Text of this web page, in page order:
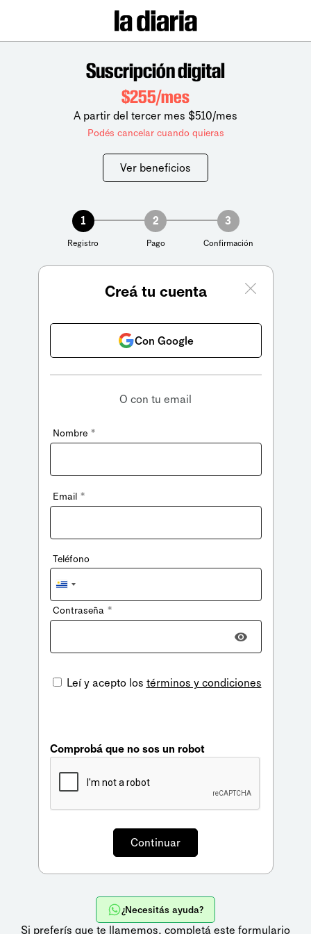
Suscripción digital
$255/mes
A partir del tercer mes $510/mes
Podés cancelar cuando quieras
Ver beneficios
1
Registro
2
Pago
3
Confirmación
Creá tu cuenta
Con Google
O con tu email
Nombre *
Email *
Teléfono
Uruguay
+598
Contraseña *
Leí y acepto los términos y condiciones
Comprobá que no sos un robot
¿Necesitás ayuda?
Si preferís que te llamemos, completá este formulario